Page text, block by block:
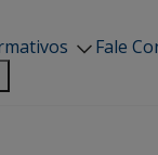
Fale